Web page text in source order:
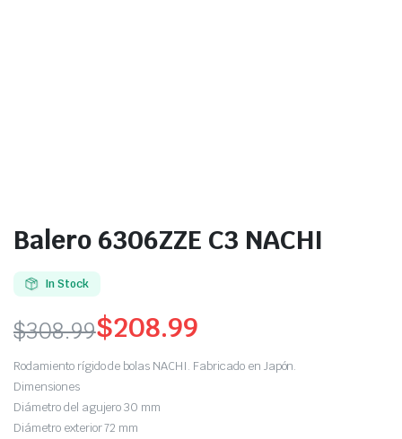
Balero 6306ZZE C3 NACHI
In Stock
$308.99$208.99
Rodamiento rígido de bolas NACHI. Fabricado en Japón.
Dimensiones
Diámetro del agujero 30 mm
Diámetro exterior 72 mm